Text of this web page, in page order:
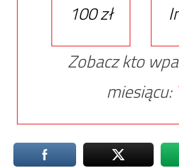
100 zł
Zobacz kto
miesiącu: